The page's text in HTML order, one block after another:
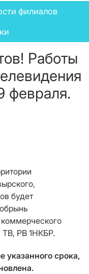
филиалов
Работы
февраля.
будет
ТВ, РВ 1НКБР.
указанного срока,